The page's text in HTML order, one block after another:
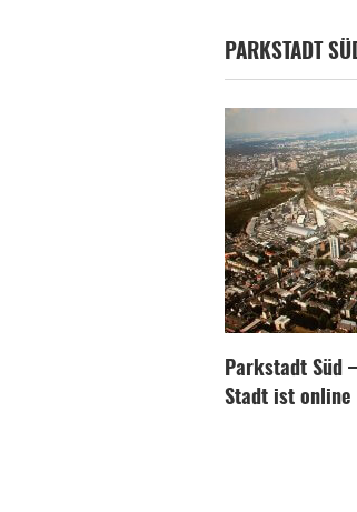
PARKSTADT
Parkstadt Süd
Stadt ist online